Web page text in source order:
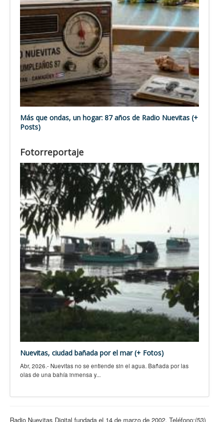
Más que ondas, un hogar: 87 años de Radio Nuevitas (+
Posts)
Fotorreportaje
Nuevitas, ciudad bañada por el mar (+ Fotos)
Abr, 2026.- Nuevitas no se entiende sin el agua. Bañada por las
olas de una bahía inmensa y...
Radio Nuevitas Digital fundada el 14 de marzo de 2002. Teléfono:(53)